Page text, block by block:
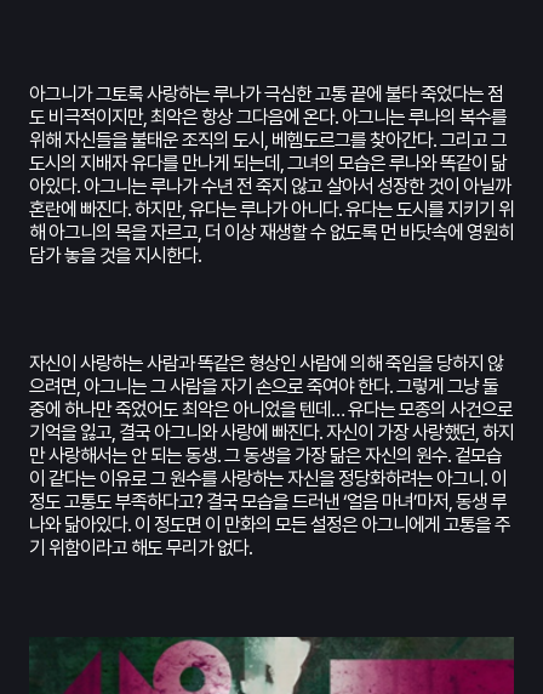
아그니가 그토록 사랑하는 루나가 극심한 고통 끝에 불타 죽었다는 점
도 비극적이지만, 최악은 항상 그다음에 온다. 아그니는 루나의 복수를
위해 자신들을 불태운 조직의 도시, 베헴도르그를 찾아간다. 그리고 그
도시의 지배자 유다를 만나게 되는데, 그녀의 모습은 루나와 똑같이 닮
아있다. 아그니는 루나가 수년 전 죽지 않고 살아서 성장한 것이 아닐까
혼란에 빠진다. 하지만, 유다는 루나가 아니다. 유다는 도시를 지키기 위
해 아그니의 목을 자르고, 더 이상 재생할 수 없도록 먼 바닷속에 영원히
담가 놓을 것을 지시한다.
자신이 사랑하는 사람과 똑같은 형상인 사람에 의해 죽임을 당하지 않
으려면, 아그니는 그 사람을 자기 손으로 죽여야 한다. 그렇게 그냥 둘
중에 하나만 죽었어도 최악은 아니었을 텐데… 유다는 모종의 사건으로
기억을 잃고, 결국 아그니와 사랑에 빠진다. 자신이 가장 사랑했던, 하지
만 사랑해서는 안 되는 동생. 그 동생을 가장 닮은 자신의 원수. 겉모습
이 같다는 이유로 그 원수를 사랑하는 자신을 정당화하려는 아그니. 이
정도 고통도 부족하다고? 결국 모습을 드러낸 ‘얼음 마녀’마저, 동생 루
나와 닮아있다. 이 정도면 이 만화의 모든 설정은 아그니에게 고통을 주
기 위함이라고 해도 무리가 없다.